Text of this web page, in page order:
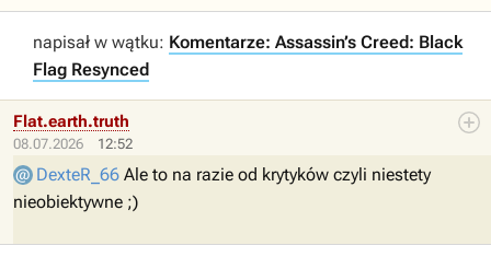
napisał w wątku: Komentarze: Assassin’s Creed: Black
Flag Resynced
08.07.2026 12:52
Flat.earth.truth
DexteR_66 Ale to na razie od krytyków czyli niestety
nieobiektywne ;)